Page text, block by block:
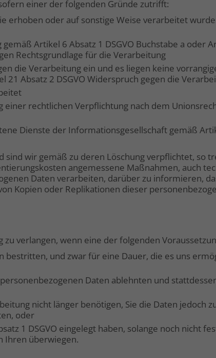
einer der folgenden Gründe zutrifft:
erhoben oder auf sonstige Weise verarbeitet
Artikel 6 Absatz 1 DSGVO Buchstabe a oder
Rechtsgrundlage für die Verarbeitung
die Verarbeitung ein und es liegen keine
Absatz 2 DSGVO Widerspruch gegen die
rechtlichen Verpflichtung nach dem
Dienste der Informationsgesellschaft gemäß
wir gemäß zu deren Löschung verpflichtet, so
angemessene Maßnahmen, auch
Daten verarbeiten, darüber zu informieren,
Kopien oder Replikationen dieser
verlangen, wenn eine der folgenden
und zwar für eine Dauer, die es uns
Daten ablehnten und
nicht länger benötigen, Sie die Daten jedoch
oder
1 DSGVO eingelegt haben, solange noch nicht
Ihren überwiegen.